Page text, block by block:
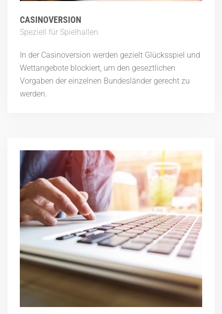
CASINOVERSION
Speziell für Spielhallen
In der Casinoversion werden gezielt Glücksspiel und
Wettangebote blockiert, um den geseztlichen
Vorgaben der einzelnen Bundesländer gerecht zu
werden.